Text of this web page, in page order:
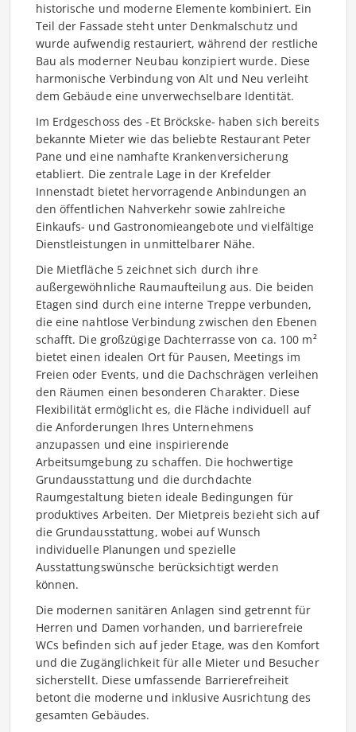
historische und moderne Elemente kombiniert. Ein
Teil der Fassade steht unter Denkmalschutz und
wurde aufwendig restauriert, während der restliche
Bau als moderner Neubau konzipiert wurde. Diese
harmonische Verbindung von Alt und Neu verleiht
dem Gebäude eine unverwechselbare Identität.
Im Erdgeschoss des -Et Bröckske- haben sich bereits
bekannte Mieter wie das beliebte Restaurant Peter
Pane und eine namhafte Krankenversicherung
etabliert. Die zentrale Lage in der Krefelder
Innenstadt bietet hervorragende Anbindungen an
den öffentlichen Nahverkehr sowie zahlreiche
Einkaufs- und Gastronomieangebote und vielfältige
Dienstleistungen in unmittelbarer Nähe.
Die Mietfläche 5 zeichnet sich durch ihre
außergewöhnliche Raumaufteilung aus. Die beiden
Etagen sind durch eine interne Treppe verbunden,
die eine nahtlose Verbindung zwischen den Ebenen
schafft. Die großzügige Dachterrasse von ca. 100 m²
bietet einen idealen Ort für Pausen, Meetings im
Freien oder Events, und die Dachschrägen verleihen
den Räumen einen besonderen Charakter. Diese
Flexibilität ermöglicht es, die Fläche individuell auf
die Anforderungen Ihres Unternehmens
anzupassen und eine inspirierende
Arbeitsumgebung zu schaffen. Die hochwertige
Grundausstattung und die durchdachte
Raumgestaltung bieten ideale Bedingungen für
produktives Arbeiten. Der Mietpreis bezieht sich auf
die Grundausstattung, wobei auf Wunsch
individuelle Planungen und spezielle
Ausstattungswünsche berücksichtigt werden
können.
Die modernen sanitären Anlagen sind getrennt für
Herren und Damen vorhanden, und barrierefreie
WCs befinden sich auf jeder Etage, was den Komfort
und die Zugänglichkeit für alle Mieter und Besucher
sicherstellt. Diese umfassende Barrierefreiheit
betont die moderne und inklusive Ausrichtung des
gesamten Gebäudes.